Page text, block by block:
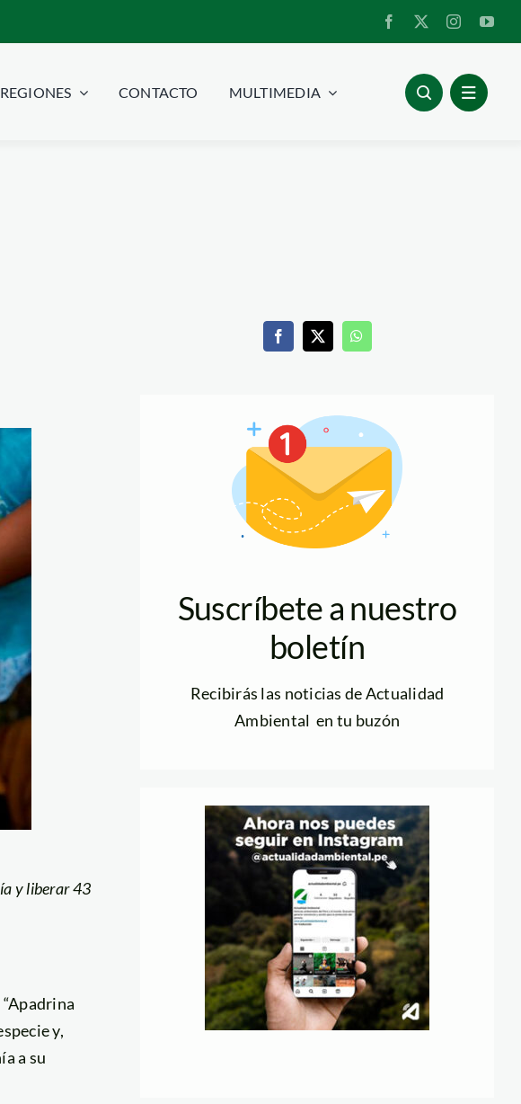
REGIONES CONTACTO MULTIMEDIA
y liberar 43
y,
a su
Suscríbete a nuestro
boletín
Recibirás las noticias de Actualidad
Ambiental en tu buzón